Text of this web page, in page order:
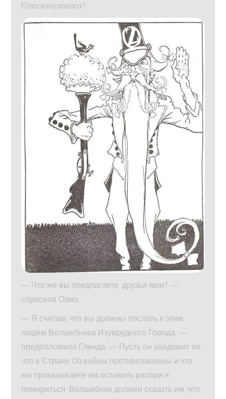
Плоскоголового?
— Что же вы предлагаете, друзья мои? —
спросила Озма.
— Я считаю, что вы должны послать к этим
людям Волшебника Изумрудного Города, —
предположила Глинда. — Пусть он уведомит их,
что в Стране Оз войны противозаконны и что
вы приказываете им оставить распри и
помириться. Волшебник должен сказать им, что